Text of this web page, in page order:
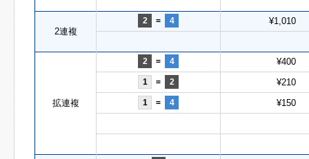
2連複
2 = 4 ¥1,010
拡連複
2 = 4 ¥400
1 = 2 ¥210
1 = 4 ¥150